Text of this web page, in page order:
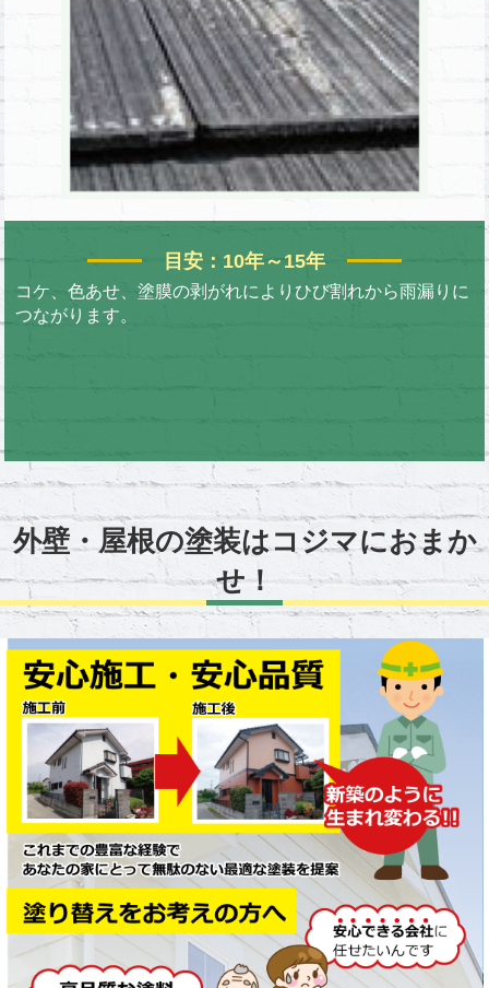
目安：10年～15年
コケ、色あせ、塗膜の剥がれによりひび割れから雨漏りに
つながります。
外壁・屋根の塗装はコジマにおまか
せ！